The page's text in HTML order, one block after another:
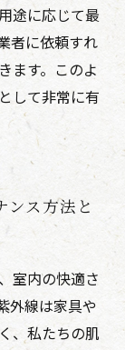
途に応じて最
者に依頼すれ
ます。このよ
して非常に有
ンス方法と
室内の快適さ
外線は家具や
、私たちの肌